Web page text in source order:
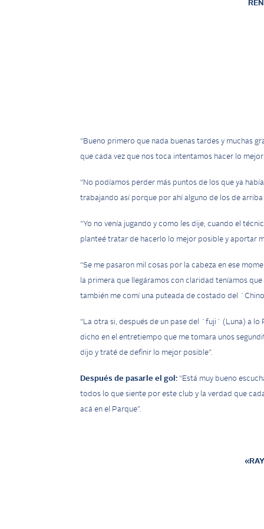
“Bueno primero que nada buenas tardes y muchas
que cada vez que nos toca intentamos hacer lo
“No podíamos perder más puntos de los que ya
trabajando así porque por ahí alguno de los de
“Yo no venía jugando y como les dije, cuando el
planteé tratar de hacerlo lo mejor posible y aportar
“Se me pasaron mil cosas por la cabeza en ese
la primera que llegáramos con claridad teníamos
también me comí una puteada de costado del
“La otra si, después de un pase del `fuji´ (Luna) a
dicho en el entretiempo que me tomara unos
dijo y traté de definir lo mejor posible”.
Después de pasarle el gol:“Está muy bueno
todos lo que siente por este club y la verdad que
acá en el Parque”.